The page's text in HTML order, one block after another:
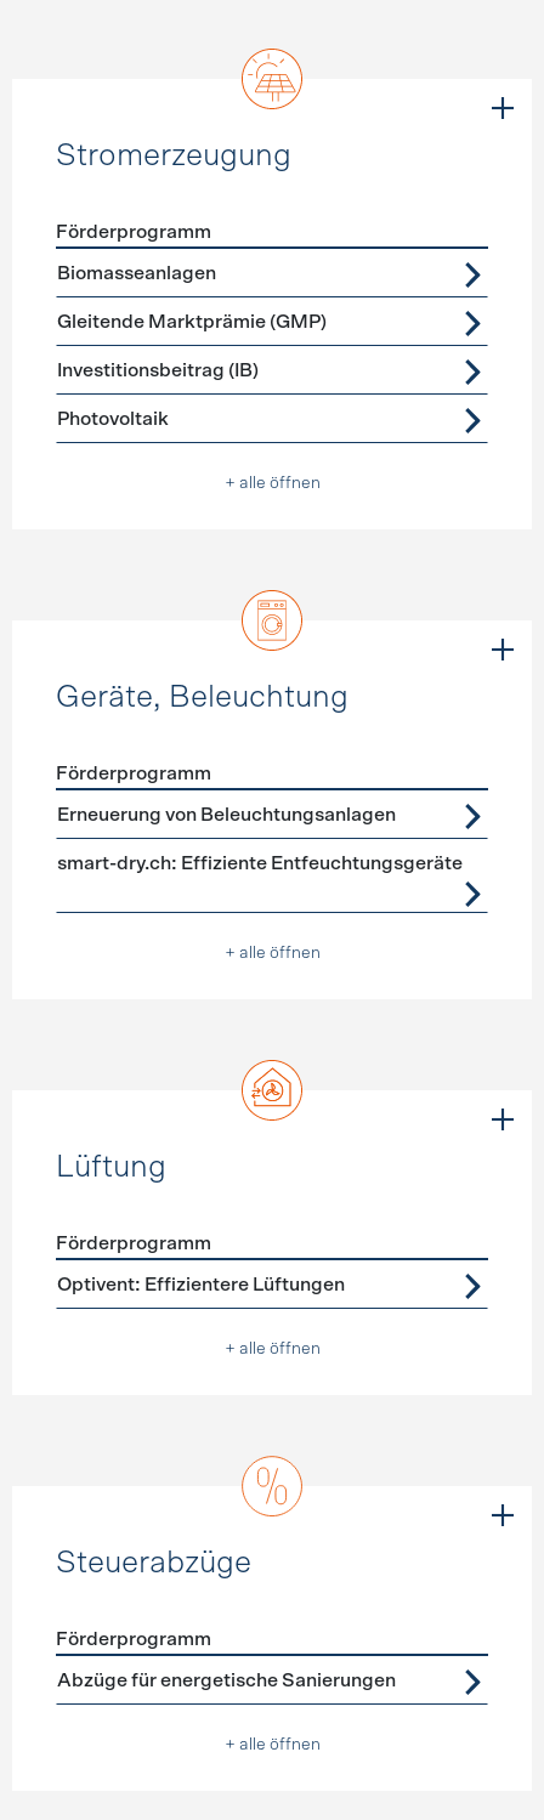
Stromerzeugung
Förderprogramme
Förderprogramm
Biomasseanlagen
Gleitende Marktprämie (GMP)
Investitionsbeitrag (IB)
Photovoltaik
+ alle öffnen
Geräte, Beleuchtung
Förderprogramme Geräte, Beleuchtung
Förderprogramm
Erneuerung von Beleuchtungsanlagen
smart-dry.ch: Effiziente Entfeuchtungsgeräte
+ alle öffnen
Lüftung
Förderprogramme Lüftung
Förderprogramm
Optivent: Effizientere Lüftungen
+ alle öffnen
Steuerabzüge
Förderprogramme Steuerabzüge
Förderprogramm
Abzüge für energetische Sanierungen
+ alle öffnen